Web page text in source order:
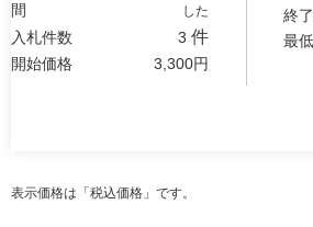
間
した
入札件数 3 件
開始価格 3,300円
終
最
表示価格は「税込価格」です。